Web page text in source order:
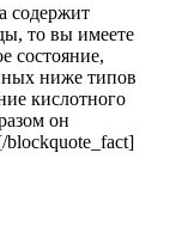
содержит
то вы имеете
состояние,
ниже типов
кислотного
он
blockquote_fact]